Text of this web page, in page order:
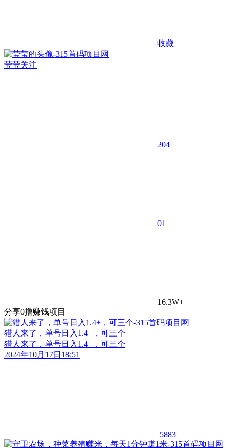
收藏
莹莹关注
204
01
16.3W+
分享0撸赚钱项目
猎人来了，单号日入1.4+，可三个
猎人来了，单号日入1.4+，可三个
2024年10月17日18:51
5883